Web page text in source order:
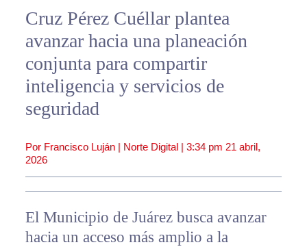
Cruz Pérez Cuéllar plantea
avanzar hacia una planeación
conjunta para compartir
inteligencia y servicios de
seguridad
Por Francisco Luján | Norte Digital | 3:34 pm 21 abril,
2026
El Municipio de Juárez busca avanzar
hacia un acceso más amplio a la